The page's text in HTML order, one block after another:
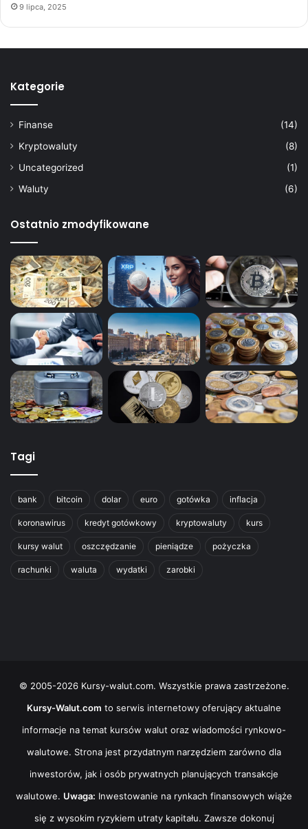
9 lipca, 2025
Kategorie
Finanse
(14)
Kryptowaluty
(8)
Uncategorized
(1)
Waluty
(6)
Ostatnio zmodyfikowane
Tagi
bank bitcoin dolar euro gotówka inflacja
koronawirus kredyt gotówkowy kryptowaluty kurs
kursy walut oszczędzanie pieniądze pożyczka
rachunki waluta wydatki zarobki
© 2005-2026 Kursy-walut.com. Wszystkie prawa zastrzeżone.
Kursy-Walut.com to serwis internetowy oferujący aktualne
informacje na temat kursów walut oraz wiadomości rynkowo-
walutowe. Strona jest przydatnym narzędziem zarówno dla
inwestorów, jak i osób prywatnych planujących transakcje
walutowe. Uwaga: Inwestowanie na rynkach finansowych wiąże
się z wysokim ryzykiem utraty kapitału. Zawsze dokonuj